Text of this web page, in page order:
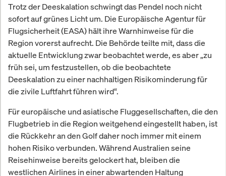
Trotz der Deeskalation schwingt das Pendel noch nicht
sofort auf grünes Licht um. Die Europäische Agentur für
Flugsicherheit (EASA) hält ihre Warnhinweise für die
Region vorerst aufrecht. Die Behörde teilte mit, dass die
aktuelle Entwicklung zwar beobachtet werde, es aber „zu
früh sei, um festzustellen, ob die beobachtete
Deeskalation zu einer nachhaltigen Risikominderung für
die zivile Luftfahrt führen wird“.
Für europäische und asiatische Fluggesellschaften, die den
Flugbetrieb in die Region weitgehend eingestellt haben, ist
die Rückkehr an den Golf daher noch immer mit einem
hohen Risiko verbunden. Während Australien seine
Reisehinweise bereits gelockert hat, bleiben die
westlichen Airlines in einer abwartenden Haltung